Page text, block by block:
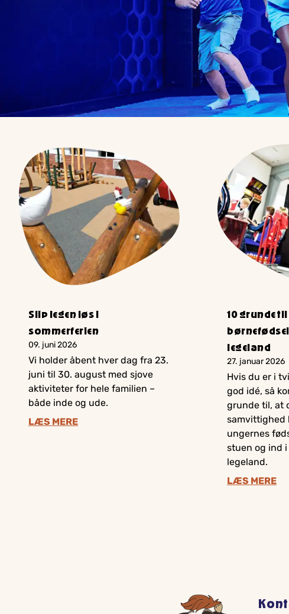
Slip legen løs i
sommerferien
09. juni 2026
Vi holder åbent hver dag fra 23.
juni til 30. august med sjove
aktiviteter for hele familien –
både inde og ude.
LÆS MERE
10 grunde
legeland
27. januar 2026
Hvis du er i
god idé, så
grunde til, at
samvittighed
ungernes
stuen og ind
legeland.
LÆS MERE